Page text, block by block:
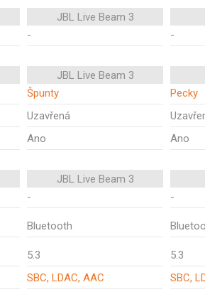
JBL Live Beam 3
- -
JBL Live Beam 3
Špunty Pecky
Uzavřená
Ano Ano
JBL Live Beam 3
- -
Bluetooth
5.3 5.3
SBC, LDAC, AAC SBC,